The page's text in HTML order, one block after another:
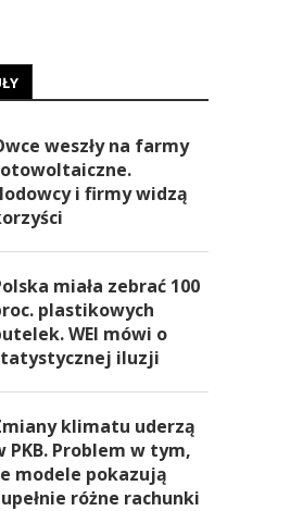
weszły na farmy
i firmy widzą
miała zebrać 100
plastikowych
WEI mówi o
iluzji
klimatu uderzą
PKB. Problem w tym,
modele pokazują
różne rachunki